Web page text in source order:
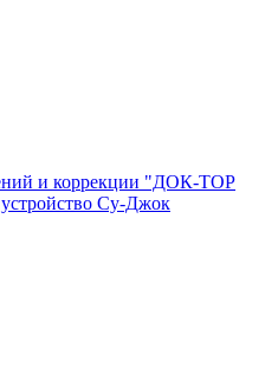
и коррекции "ДОК-ТОР
Су-Джок